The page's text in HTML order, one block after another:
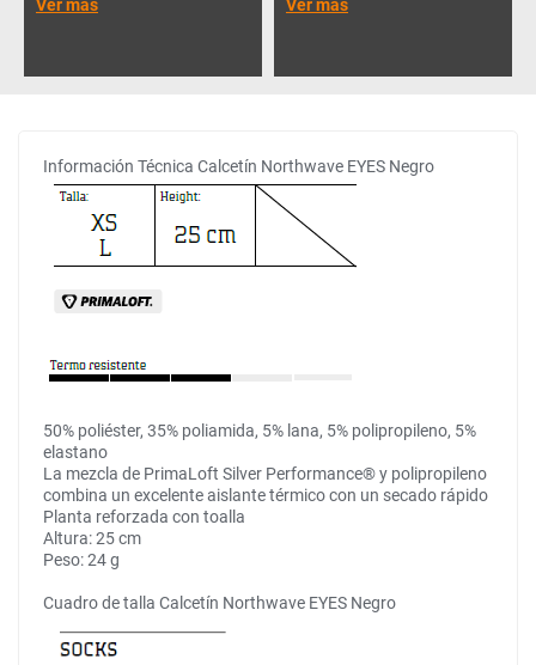
Ver más
Ver más
Información Técnica Calcetín Northwave EYES Negro
50% poliéster, 35% poliamida, 5% lana, 5% polipropileno, 5%
elastano
La mezcla de PrimaLoft Silver Performance® y polipropileno
combina un excelente aislante térmico con un secado rápido
Planta reforzada con toalla
Altura: 25 cm
Peso: 24 g
Cuadro de talla Calcetín Northwave EYES Negro